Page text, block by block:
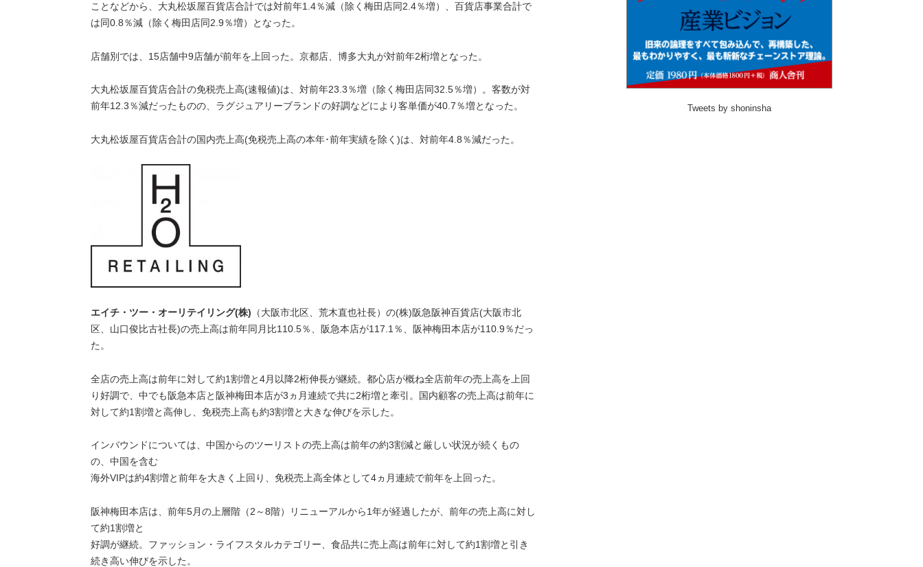
ことなどから、大丸松坂屋百貨店合計では対前年1.4％減（除く梅田店同2.4％増）、百貨店事業合計で
は同0.8％減（除く梅田店同2.9％増）となった。
店舗別では、15店舗中9店舗が前年を上回った。京都店、博多大丸が対前年2桁増となった。
大丸松坂屋百貨店合計の免税売上高(速報値)は、対前年23.3％増（除く梅田店同32.5％増）。客数が対
前年12.3％減だったものの、ラグジュアリーブランドの好調などにより客単価が40.7％増となった。
大丸松坂屋百貨店合計の国内売上高(免税売上高の本年･前年実績を除く)は、対前年4.8％減だった。
エイチ・ツー・オーリテイリング(株) （大阪市北区、荒木直也社長）の(株)阪急阪神百貨店(大阪市北
区、山口俊比古社長)の売上高は前年同月比110.5％、阪急本店が117.1％、阪神梅田本店が110.9％だっ
た。
全店の売上高は前年に対して約1割増と4月以降2桁伸長が継続。都心店が概ね全店前年の売上高を上回
り好調で、中でも阪急本店と阪神梅田本店が3ヵ月連続で共に2桁増と牽引。国内顧客の売上高は前年に
対して約1割増と高伸し、免税売上高も約3割増と大きな伸びを示した。
インバウンドについては、中国からのツーリストの売上高は前年の約3割減と厳しい状況が続くもの
の、中国を含む
海外VIPは約4割増と前年を大きく上回り、免税売上高全体として4ヵ月連続で前年を上回った。
阪神梅田本店は、前年5月の上層階（2～8階）リニューアルから1年が経過したが、前年の売上高に対し
て約1割増と
好調が継続。ファッション・ライフスタルカテゴリー、食品共に売上高は前年に対して約1割増と引き
続き高い伸びを示した。
Tweets by shoninsha